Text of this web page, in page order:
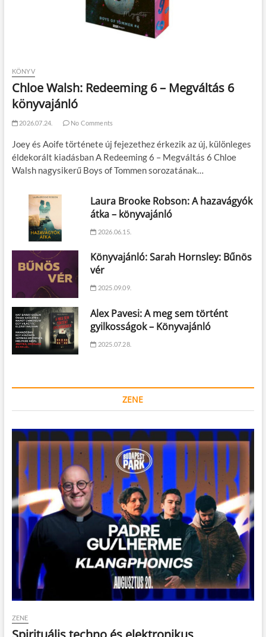
KÖNYV
Chloe Walsh: Redeeming 6 – Megváltás 6
könyvajánló
2026.07.24. No Comments
Joey és Aoife története új fejezethez érkezik az új, különleges
éldekorált kiadásban A Redeeming 6 – Megváltás 6 Chloe
Walsh nagysikerű Boys of Tommen sorozatának…
Laura Brooke Robson: A hazavágyók
átka – könyvajánló
2026.06.15.
Könyvajánló: Sarah Hornsley: Bűnös
vér
2025.09.09.
Alex Pavesi: A meg sem történt
gyilkosságok – Könyvajánló
2025.07.28.
ZENE
ZENE